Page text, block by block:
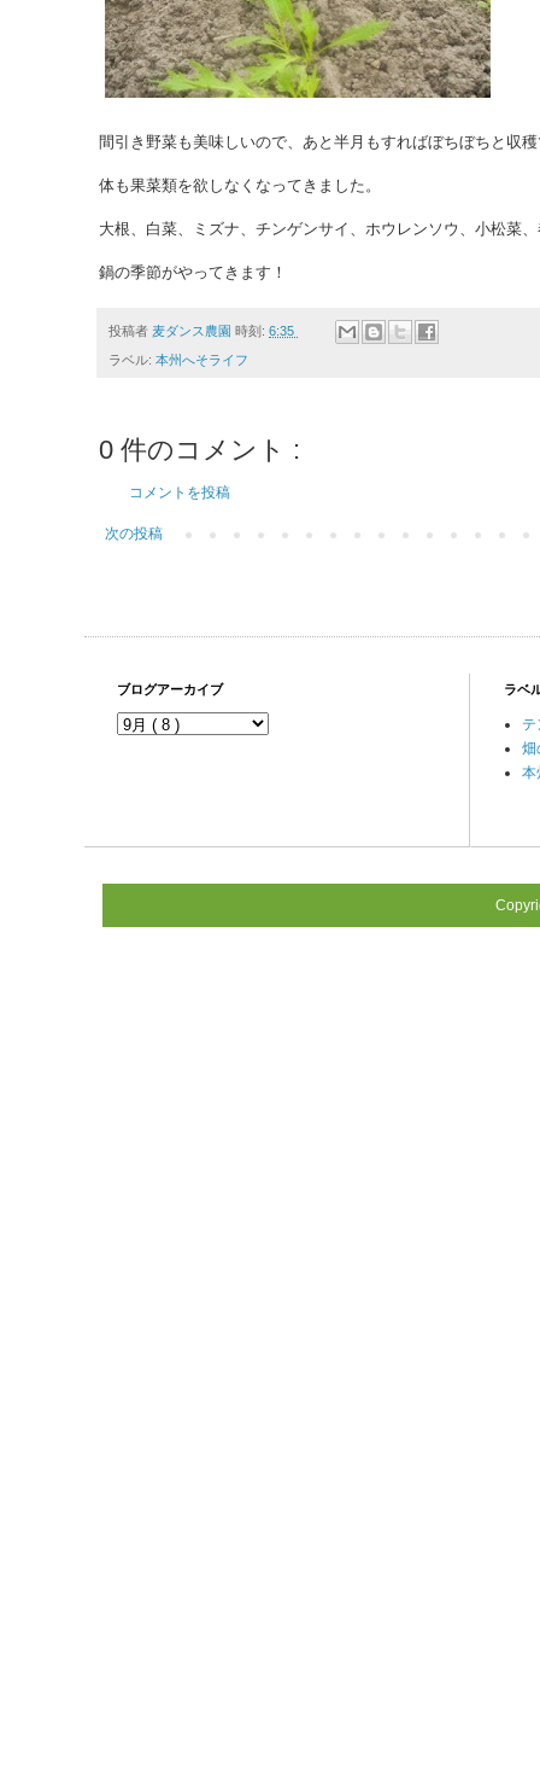
間引き野菜も美味しいので、あと半月もすればぼちぼちと収
体も果菜類を欲しなくなってきました。
大根、白菜、ミズナ、チンゲンサイ、ホウレンソウ、小松菜
鍋の季節がやってきます！
投稿者 麦ダンス農園 時刻: 6:35
ラベル: 本州へそライフ
0 件のコメント :
コメントを投稿
次の投稿
ブログアーカイブ ラベ
畑
本